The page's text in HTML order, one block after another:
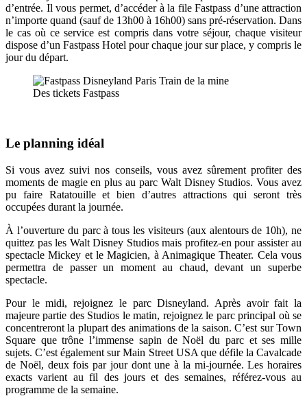
d’entrée. Il vous permet, d’accéder à la file Fastpass d’une attraction
n’importe quand (sauf de 13h00 à 16h00) sans pré-réservation. Dans
le cas où ce service est compris dans votre séjour, chaque visiteur
dispose d’un Fastpass Hotel pour chaque jour sur place, y compris le
jour du départ.
Des tickets Fastpass
Le planning idéal
Si vous avez suivi nos conseils, vous avez sûrement profiter des
moments de magie en plus au parc Walt Disney Studios. Vous avez
pu faire Ratatouille et bien d’autres attractions qui seront très
occupées durant la journée.
À l’ouverture du parc à tous les visiteurs (aux alentours de 10h), ne
quittez pas les Walt Disney Studios mais profitez-en pour assister au
spectacle Mickey et le Magicien, à Animagique Theater. Cela vous
permettra de passer un moment au chaud, devant un superbe
spectacle.
Pour le midi, rejoignez le parc Disneyland. Après avoir fait la
majeure partie des Studios le matin, rejoignez le parc principal où se
concentreront la plupart des animations de la saison. C’est sur Town
Square que trône l’immense sapin de Noël du parc et ses mille
sujets. C’est également sur Main Street USA que défile la Cavalcade
de Noël, deux fois par jour dont une à la mi-journée. Les horaires
exacts varient au fil des jours et des semaines, référez-vous au
programme de la semaine.